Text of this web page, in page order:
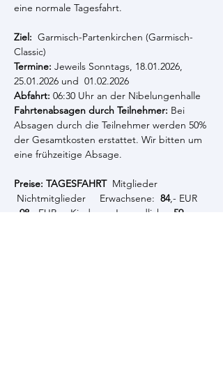
eine normale Tagesfahrt.
Ziel: Garmisch-Partenkirchen (Garmisch-
Classic)
Termine: Jeweils Sonntags, 18.01.2026,
25.01.2026 und  01.02.2026
Abfahrt: 06:30 Uhr an der Nibelungenhalle
Fahrtenabsagen durch Teilnehmer: Bei
Absagen durch die Teilnehmer werden 50%
der Gesamtkosten erstattet. Wir bitten um
eine frühzeitige Absage.
Preise: TAGESFAHRT Mitglieder
Nichtmitglieder     Erwachsene: 84,- EUR
98 ,- EUR     Kinder u. Jugendliche: 59,-